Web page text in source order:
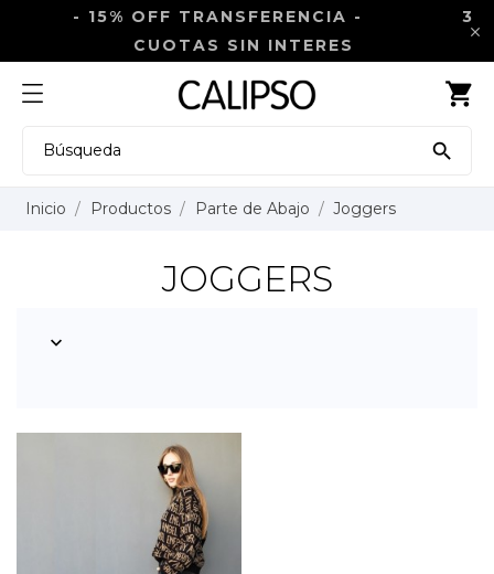
- 15% OFF TRANSFERENCIA - 3
CUOTAS SIN INTERES

shopping_cart

Inicio Productos Parte de Abajo Joggers
JOGGERS
